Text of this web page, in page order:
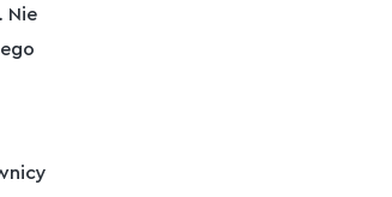
Nie